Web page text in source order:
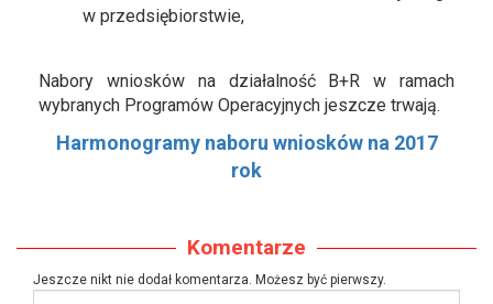
w przedsiębiorstwie,
Nabory wniosków na działalność B+R w ramach
wybranych Programów Operacyjnych jeszcze trwają.
Harmonogramy naboru wniosków na 2017
rok
Komentarze
Jeszcze nikt nie dodał komentarza. Możesz być pierwszy.